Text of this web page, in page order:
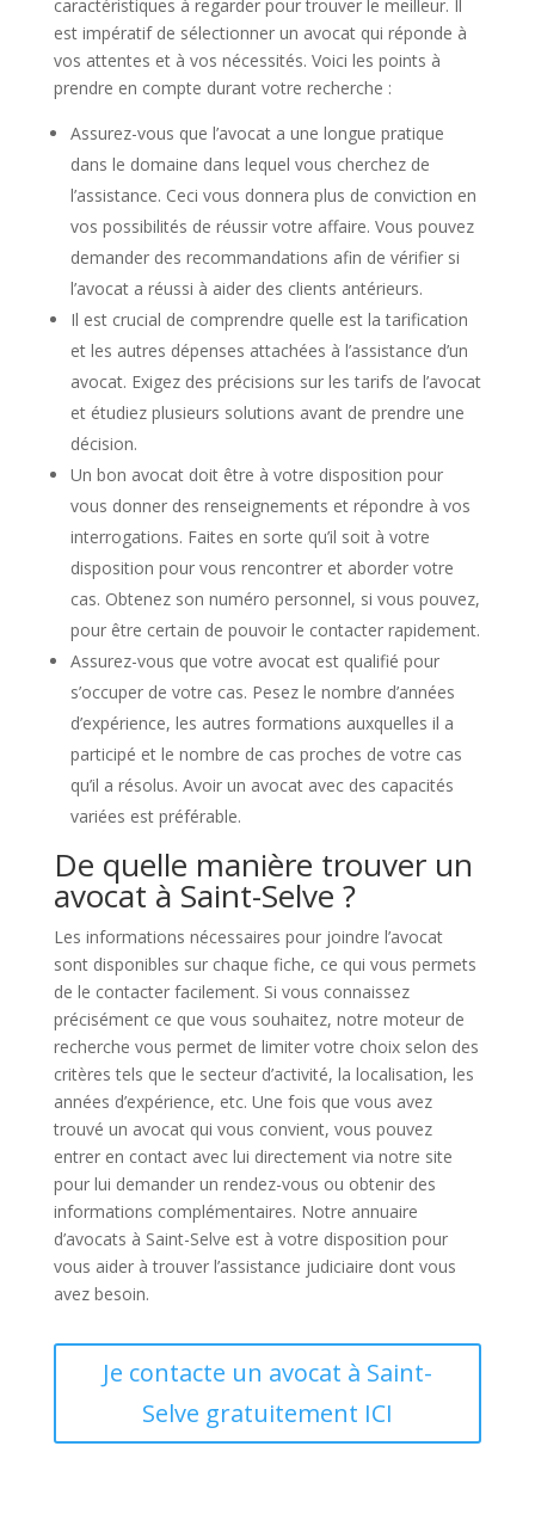
caractéristiques à regarder pour trouver le meilleur. Il
est impératif de sélectionner un avocat qui réponde à
vos attentes et à vos nécessités. Voici les points à
prendre en compte durant votre recherche :
Assurez-vous que l’avocat a une longue pratique
dans le domaine dans lequel vous cherchez de
l’assistance. Ceci vous donnera plus de conviction en
vos possibilités de réussir votre affaire. Vous pouvez
demander des recommandations afin de vérifier si
l’avocat a réussi à aider des clients antérieurs.
Il est crucial de comprendre quelle est la tarification
et les autres dépenses attachées à l’assistance d’un
avocat. Exigez des précisions sur les tarifs de l’avocat
et étudiez plusieurs solutions avant de prendre une
décision.
Un bon avocat doit être à votre disposition pour
vous donner des renseignements et répondre à vos
interrogations. Faites en sorte qu’il soit à votre
disposition pour vous rencontrer et aborder votre
cas. Obtenez son numéro personnel, si vous pouvez,
pour être certain de pouvoir le contacter rapidement.
Assurez-vous que votre avocat est qualifié pour
s’occuper de votre cas. Pesez le nombre d’années
d’expérience, les autres formations auxquelles il a
participé et le nombre de cas proches de votre cas
qu’il a résolus. Avoir un avocat avec des capacités
variées est préférable.
De quelle manière trouver un
avocat à Saint-Selve ?
Les informations nécessaires pour joindre l’avocat
sont disponibles sur chaque fiche, ce qui vous permets
de le contacter facilement. Si vous connaissez
précisément ce que vous souhaitez, notre moteur de
recherche vous permet de limiter votre choix selon des
critères tels que le secteur d’activité, la localisation, les
années d’expérience, etc. Une fois que vous avez
trouvé un avocat qui vous convient, vous pouvez
entrer en contact avec lui directement via notre site
pour lui demander un rendez-vous ou obtenir des
informations complémentaires. Notre annuaire
d’avocats à Saint-Selve est à votre disposition pour
vous aider à trouver l’assistance judiciaire dont vous
avez besoin.
Je contacte un avocat à Saint-
Selve gratuitement ICI